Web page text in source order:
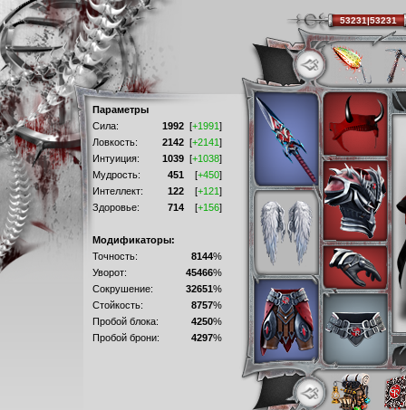
Параметры
Сила:
1992 [+1991]
Ловкость:
2142 [+2141]
Интуиция:
1039 [+1038]
Мудрость:
451 [+450]
Интеллект:
122 [+121]
Здоровье:
714 [+156]
Модификаторы:
Точность:
8144%
Уворот:
45466%
Сокрушение:
32651%
Стойкость:
8757%
Пробой блока:
4250%
Пробой брони:
4297%
53231|53231